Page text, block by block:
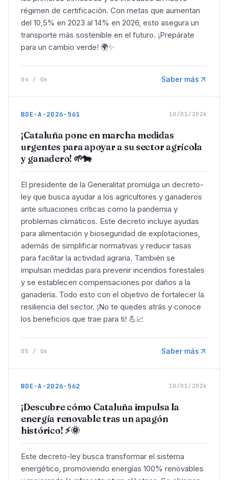
régimen de certificación. Con metas que aumentan
del 10,5% en 2023 al 14% en 2026, esto asegura un
transporte más sostenible en el futuro. ¡Prepárate
para un cambio verde! 🌍✨
04 / 06 Saber más
BOE-A-2026-561 10/01/2026
¡Cataluña pone en marcha medidas
urgentes para apoyar a su sector agrícola
y ganadero! 🌱🐄
El presidente de la Generalitat promulga un decreto-
ley que busca ayudar a los agricultores y ganaderos
ante situaciones críticas como la pandemia y
problemas climáticos. Este decreto incluye ayudas
para alimentación y bioseguridad de explotaciones,
además de simplificar normativas y reducir tasas
para facilitar la actividad agraria. También se
impulsan medidas para prevenir incendios forestales
y se establecen compensaciones por daños a la
ganadería. Todo esto con el objetivo de fortalecer la
resiliencia del sector. ¡No te quedes atrás y conoce
los beneficios que trae para ti! 💪📈
05 / 06 Saber más
BOE-A-2026-562 10/01/2026
¡Descubre cómo Cataluña impulsa la
energía renovable tras un apagón
histórico! ⚡🌞
Este decreto-ley busca transformar el sistema
energético, promoviendo energías 100% renovables